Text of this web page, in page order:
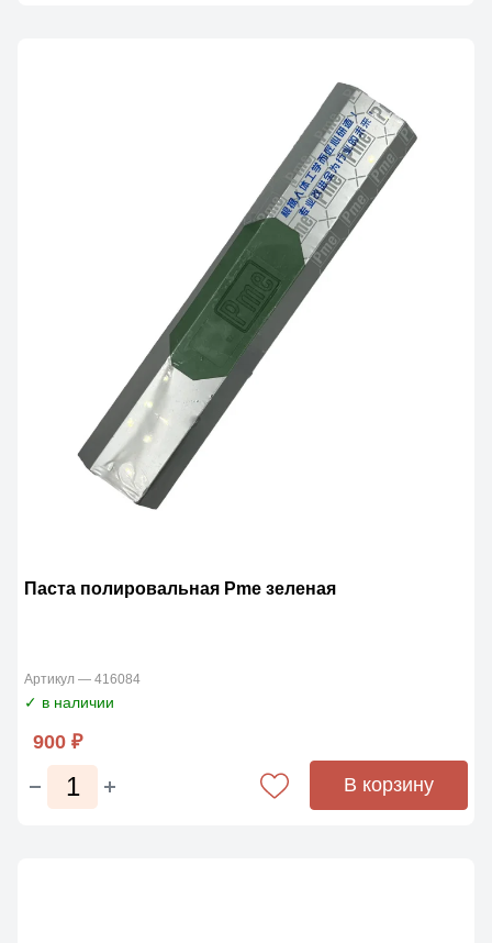
Паста полировальная Pme зеленая
Артикул — 416084
✓ в наличии
900 ₽
В корзину